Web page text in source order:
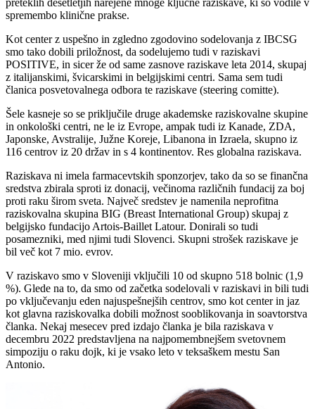
spremembo klinične prakse.
Kot center z uspešno in zgledno zgodovino sodelovanja z IBCSG
smo tako dobili priložnost, da sodelujemo tudi v raziskavi
POSITIVE, in sicer že od same zasnove raziskave leta 2014, skupaj
z italijanskimi, švicarskimi in belgijskimi centri. Sama sem tudi
članica posvetovalnega odbora te raziskave (steering comitte).
Šele kasneje so se priključile druge akademske raziskovalne skupine
in onkološki centri, ne le iz Evrope, ampak tudi iz Kanade, ZDA,
Japonske, Avstralije, Južne Koreje, Libanona in Izraela, skupno iz
116 centrov iz 20 držav in s 4 kontinentov. Res globalna raziskava.
Raziskava ni imela farmacevtskih sponzorjev, tako da so se finančna
sredstva zbirala sproti iz donacij, večinoma različnih fundacij za boj
proti raku širom sveta. Največ sredstev je namenila neprofitna
raziskovalna skupina BIG (Breast International Group) skupaj z
belgijsko fundacijo Artois-Baillet Latour. Donirali so tudi
posamezniki, med njimi tudi Slovenci. Skupni strošek raziskave je
bil več kot 7 mio. evrov.
V raziskavo smo v Sloveniji vključili 10 od skupno 518 bolnic (1,9
%). Glede na to, da smo od začetka sodelovali v raziskavi in bili tudi
po vključevanju eden najuspešnejših centrov, smo kot center in jaz
kot glavna raziskovalka dobili možnost sooblikovanja in soavtorstva
članka. Nekaj mesecev pred izdajo članka je bila raziskava v
decembru 2022 predstavljena na najpomembnejšem svetovnem
simpoziju o raku dojk, ki je vsako leto v teksaškem mestu San
Antonio.